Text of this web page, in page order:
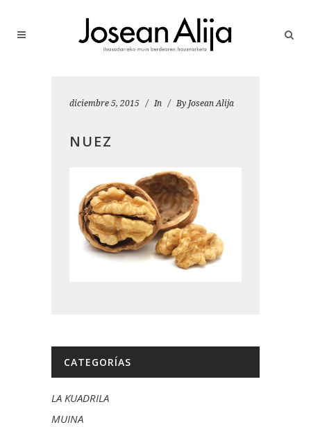
diciembre 5, 2015 In By Josean Alija
NUEZ
CATEGORÍAS
LA KUADRILA
MUINA